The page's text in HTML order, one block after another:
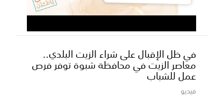
في ظل الإقبال على شراء الزيت البلدي..
معاصر الزيت في محافظة شبوة توفر فرص
عمل للشباب
فيديو